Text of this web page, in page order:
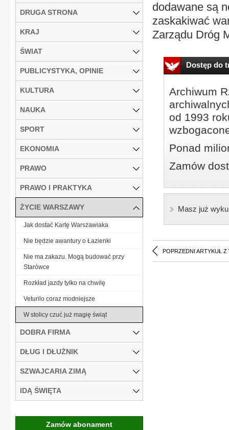
dodawane są
zaskakiwać
Zarządu Dróg
Dostęp do
Archiwum
od 1993
Ponad
Zamów
Masz już
POPRZEDNI ARTYKUŁ Z
DRUGA STRONA
KRAJ
ŚWIAT
PUBLICYSTYKA, OPINIE
KULTURA
NAUKA
SPORT
EKONOMIA
PRAWO
PRAWO I PRAKTYKA
ŻYCIE WARSZAWY
Jak dostać Kartę Warszawiaka
Nie będzie awantury o Łazienki
Nie ma zakazu. Mogą budować przy
Starówce
Rozkład jazdy tylko na chwilę
Veturilo coraz modniejsze
W stolicy czuć już magię świąt
DOBRA FIRMA
DŁUG I DŁUŻNIK
SZWAJCARIA ZIMĄ
IDĄ ŚWIĘTA
Zamów abonament